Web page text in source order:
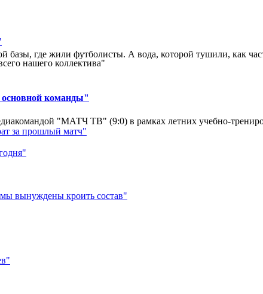
где жили футболисты. А вода, которой тушили, как
команды"
"МАТЧ ТВ" (9:0) в рамках летних учебно-
нашего коллектива"
за прошлый матч"
мы вынуждены кроить состав"